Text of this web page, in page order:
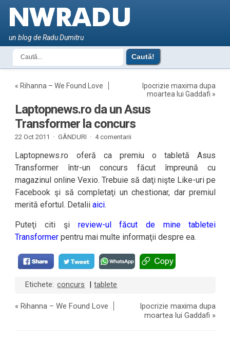
un blog de Radu Dumitru
« Rihanna – We Found Love
Ipocrizie maxima dupa
moartea lui Gaddafi »
Laptopnews.ro da un Asus
Transformer la concurs
22 Oct 2011 · GÂNDURI · 4 comentarii
Laptopnews.ro oferă ca premiu o tabletă Asus
Transformer într-un concurs făcut împreună cu
magazinul online Vexio. Trebuie să daţi nişte Like-uri pe
Facebook şi să completaţi un chestionar, dar premiul
merită efortul. Detaliiaici.
Puteţi citi şi review-ul făcut de mine tabletei
Transformer pentru mai multe informaţii despre ea.
Etichete: concurs tablete
«Rihanna – We Found Love
Ipocrizie maxima dupa
moartea lui Gaddafi »